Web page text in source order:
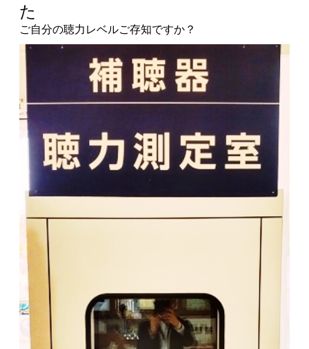
た
ご自分の聴力レベルご存知ですか？